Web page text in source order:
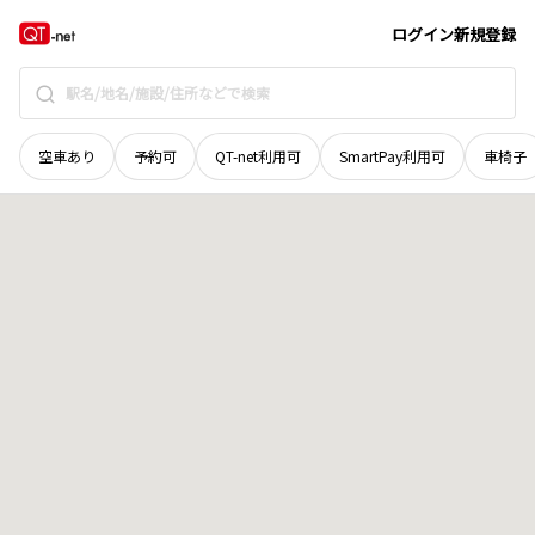
ログイン新規登録
空車あり 予約可 QT-net利用可 SmartPay利用可 車椅子
奈良県